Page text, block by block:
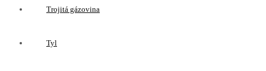
Trojitá gázovina
Tyl